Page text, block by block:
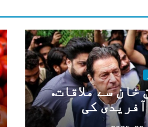
خان سے ملاقات.
کی
پر اعتراضات